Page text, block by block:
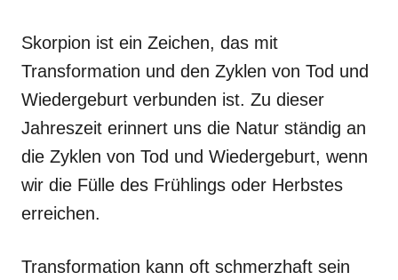
Skorpion ist ein Zeichen, das mit
Transformation und den Zyklen von Tod und
Wiedergeburt verbunden ist. Zu dieser
Jahreszeit erinnert uns die Natur ständig an
die Zyklen von Tod und Wiedergeburt, wenn
wir die Fülle des Frühlings oder Herbstes
erreichen.
Transformation kann oft schmerzhaft sein